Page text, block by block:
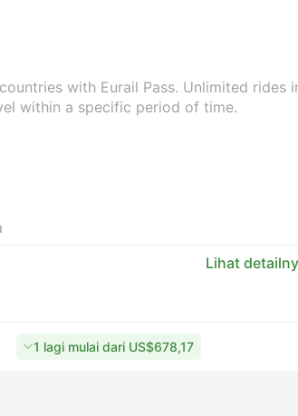
with Eurail Pass. Unlimited rides
within a specific period of time.
Lihat
1 lagi mulai dari US$678,17